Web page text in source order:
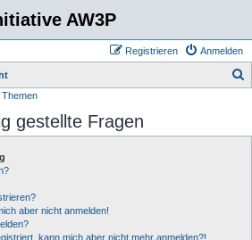
AW3P
Anmelden
Registrieren
h
gestellte Fragen
aber nicht anmelden!
kann mich aber nicht mehr anmelden?!